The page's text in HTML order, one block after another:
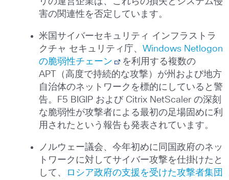
害の関連性を否定しています。
米国サイバーセキュリティ インフラストラ
クチャ セキュリティ庁、 Windows Netlogon
の脆弱性チェーン
を利用する複数の
APT（高度で持続的な攻撃）が州および地方
自治体のネットワークを標的にしていると警
告。F5 BIGIP および Citrix NetScaler の深刻
な脆弱性が攻撃者による最初の足場固めに利
用されたという報告も発表されています。
ノルウェー議会、今年初めに同国政府のネッ
トワークに対してサイバー攻撃を仕掛けたと
して、
ロシア政府の支援を受けた攻撃者集団